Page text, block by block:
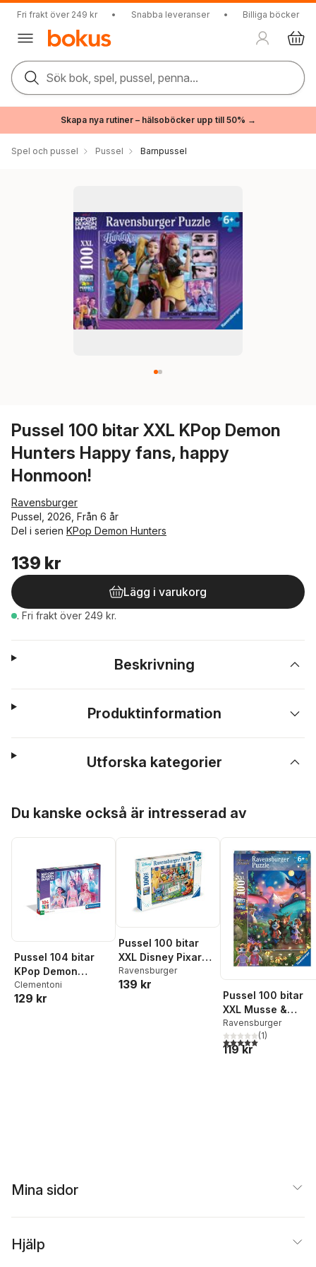
Fri frakt över 249 kr • Snabba leveranser • Billiga böcker
Sök bok, spel, pussel, penna...
Skapa nya rutiner – hälsoböcker upp till 50% →
Spel och pussel Pussel Barnpussel
Pussel 100 bitar XXL KPop Demon
Hunters Happy fans, happy
Honmoon!
Ravensburger
Pussel, 2026, Från 6 år
Del i serien KPop Demon Hunters
139 kr
Lägg i varukorg
. Fri frakt över 249 kr.
Beskrivning
Produktinformation
Utforska kategorier
Du kanske också är intresserad av
Pussel 104 bitar
KPop Demon
Hunters Super
Color
Clementoni
129 kr
Pussel 100 bitar
XXL Disney Pixar
Multicharacter
Ravensburger
139 kr
Pussel 100 bitar
XXL Musse &
Helium: Magiska
Svampolystina
Ravensburger
5,0utav 5 stjärnor.
(1)
119 kr
Mina sidor
Hjälp